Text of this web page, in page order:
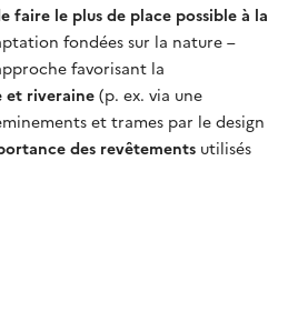
faire le plus de place possible à la
fondées sur la nature –
favorisant la
et riveraine (p. ex. via une
et trames par le design
des revêtements utilisés